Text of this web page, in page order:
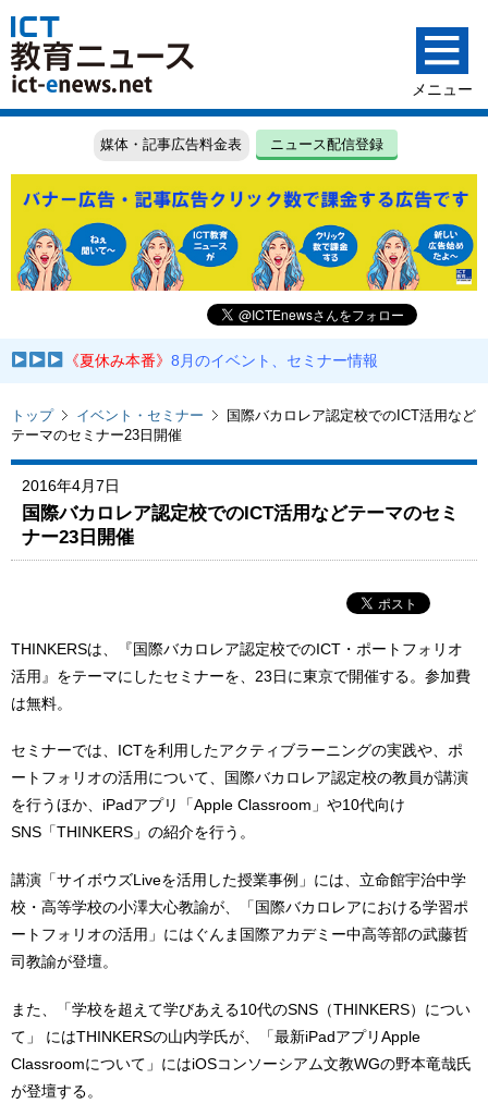
媒体・記事広告料金表 ニュース配信登録
《夏休み本番》8月のイベント、セミナー情報
トップ イベント・セミナー
国際バカロレア認定校でのICT活用など
テーマのセミナー23日開催
2016年4月7日
国際バカロレア認定校でのICT活用などテーマのセミ
ナー23日開催
THINKERSは、『国際バカロレア認定校でのICT・ポートフォリオ
活用』をテーマにしたセミナーを、23日に東京で開催する。参加費
は無料。
セミナーでは、ICTを利用したアクティブラーニングの実践や、ポ
ートフォリオの活用について、国際バカロレア認定校の教員が講演
を行うほか、iPadアプリ「Apple Classroom」や10代向け
SNS「THINKERS」の紹介を行う。
講演「サイボウズLiveを活用した授業事例」には、立命館宇治中学
校・高等学校の小澤大心教諭が、「国際バカロレアにおける学習ポ
ートフォリオの活用」にはぐんま国際アカデミー中高等部の武藤哲
司教諭が登壇。
また、「学校を超えて学びあえる10代のSNS（THINKERS）につい
て」 にはTHINKERSの山内学氏が、「最新iPadアプリApple
Classroomについて」にはiOSコンソーシアム文教WGの野本竜哉氏
が登壇する。